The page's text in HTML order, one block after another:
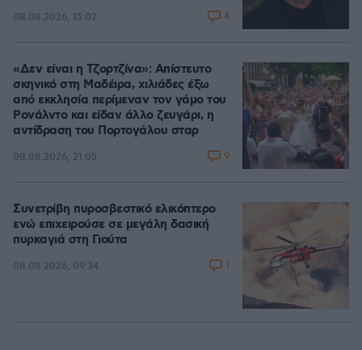
08.08.2026, 15:02 4
«Δεν είναι η Τζορτζίνα»: Απίστευτο
σκηνικό στη Μαδέιρα, χιλιάδες έξω
από εκκλησία περίμεναν τον γάμο του
Ρονάλντο και είδαν άλλο ζευγάρι, η
αντίδραση του Πορτογάλου σταρ
08.08.2026, 21:05 9
Συνετρίβη πυροσβεστικό ελικόπτερο
ενώ επιχειρούσε σε μεγάλη δασική
πυρκαγιά στη Γιούτα
08.08.2026, 09:34 1